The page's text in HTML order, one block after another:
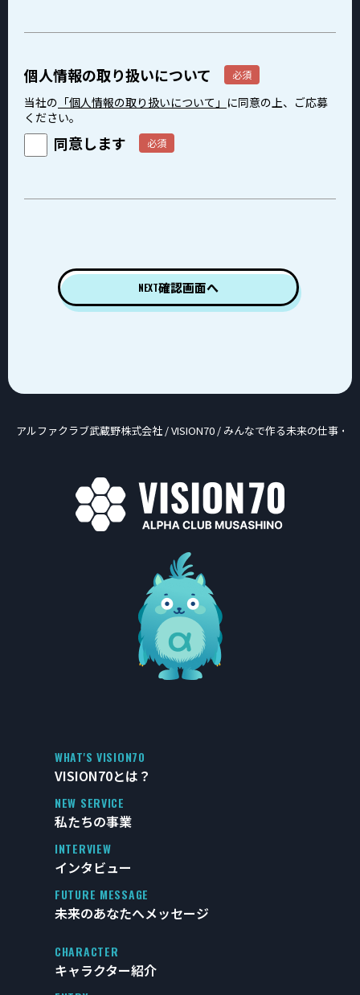
個人情報の取り扱いについて
当社の 「個人情報の取り扱いについて」 に同意の上、ご応募
ください。
同意します
NEXT確認画面へ
アルファクラブ武蔵野株式会社 /VISION70 / みんなで作る未来の仕事・
WHAT'S VISION70
VISION70とは？
NEW SERVICE
私たちの事業
INTERVIEW
インタビュー
FUTURE MESSAGE
未来のあなたへメッセージ
CHARACTER
キャラクター紹介